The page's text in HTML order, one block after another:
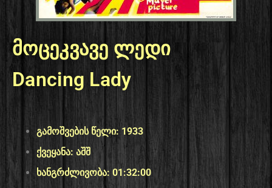
მოცეკვავე ლედი
Dancing Lady
გამოშვების წელი: 1933
ქვეყანა: აშშ
ხანგრძლივობა: 01:32:00